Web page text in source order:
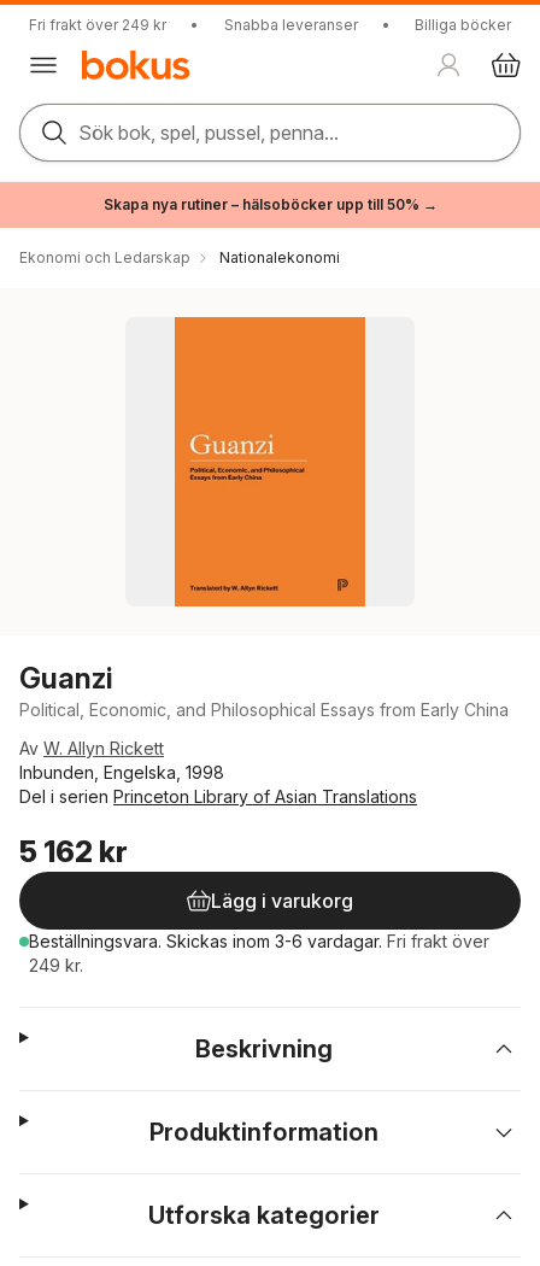
Fri frakt över 249 kr • Snabba leveranser • Billiga böcker
Sök bok, spel, pussel, penna...
Skapa nya rutiner – hälsoböcker upp till 50% →
Ekonomi och Ledarskap Nationalekonomi
Guanzi
Political, Economic, and Philosophical Essays from Early China
Av W. Allyn Rickett
Inbunden, Engelska, 1998
Del i serien Princeton Library of Asian Translations
5 162 kr
Lägg i varukorg
Beställningsvara. Skickas inom 3-6 vardagar. Fri frakt över
249 kr.
Beskrivning
Produktinformation
Utforska kategorier